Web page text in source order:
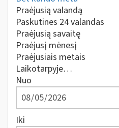
Praėjusią valandą
Paskutines 24 valandas
Praėjusią savaitę
Praėjusį mėnesį
Praėjusiais metais
Laikotarpyje…
Nuo
Iki